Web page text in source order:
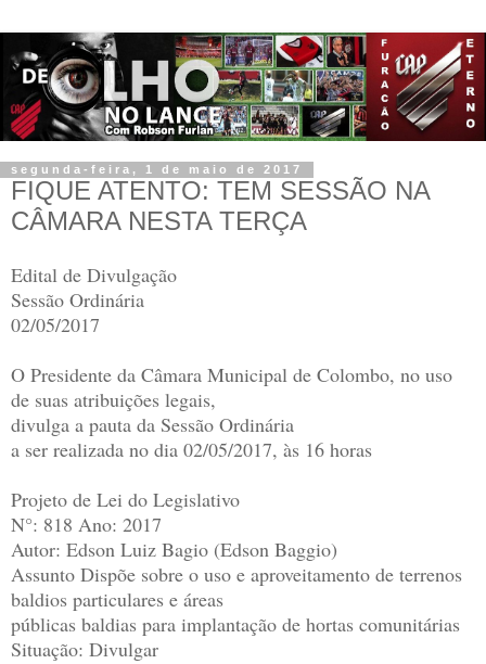
segunda-feira, 1 de maio de 2017
FIQUE ATENTO: TEM SESSÃO NA
CÂMARA NESTA TERÇA
Edital de Divulgação
Sessão Ordinária
02/05/2017
O Presidente da Câmara Municipal de Colombo, no uso
de suas atribuições legais,
divulga a pauta da Sessão Ordinária
a ser realizada no dia 02/05/2017, às 16 horas
Projeto de Lei do Legislativo
N°: 818 Ano: 2017
Autor: Edson Luiz Bagio (Edson Baggio)
Assunto Dispõe sobre o uso e aproveitamento de terrenos
baldios particulares e áreas
públicas baldias para implantação de hortas comunitárias
Situação: Divulgar